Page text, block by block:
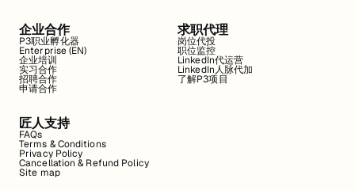
企业合作
P3职业孵化器
Enterprise (EN)
企业培训
实习合作
招聘合作
申请合作
求职代理
岗位代投
职位监控
LinkedIn代运营
LinkedIn人脉代加
了解P3项目
匠人支持
FAQs
Terms & Conditions
Privacy Policy
Cancellation & Refund Policy
Site map